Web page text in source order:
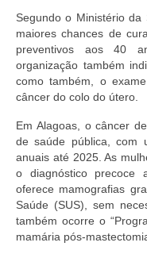
Processos
Censura
Suspensão
Para Você
Clube de
Valores dos
Segundo o Ministério
maiores chances de
preventivos aos 40
organização também
como também, o
câncer do colo do útero.
Em Alagoas, o câncer
de saúde pública, com
anuais até 2025. As
o diagnóstico precoce
oferece mamografias
Saúde (SUS), sem
também ocorre o
mamária pós-